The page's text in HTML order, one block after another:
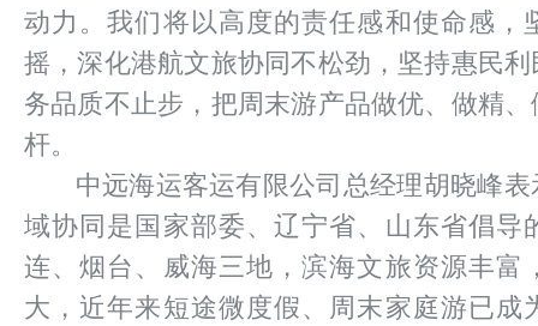
动力。我们将以高度的责任感和使命感，
摇，深化港航文旅协同不松劲，坚持惠民
务品质不止步，把周末游产品做优、做精
杆。
中远海运客运有限公司总经理胡晓峰
域协同是国家部委、辽宁省、山东省倡导
连、烟台、威海三地，滨海文旅资源丰富
大，近年来短途微度假、周末家庭游已成